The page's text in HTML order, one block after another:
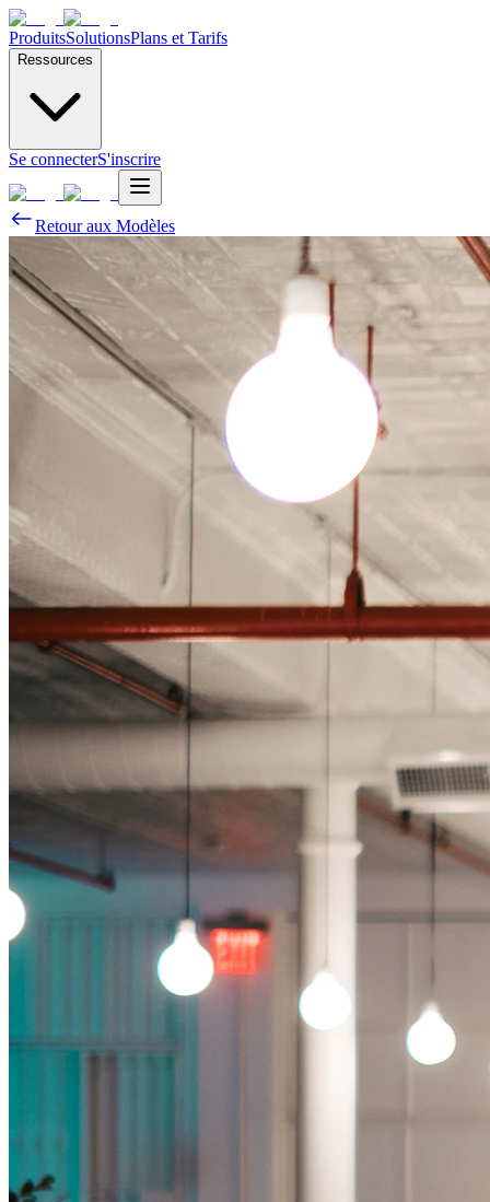
ProduitsSolutionsPlans et Tarifs
Ressources
Se connecterS'inscrire
Retour aux Modèles